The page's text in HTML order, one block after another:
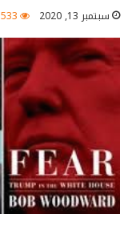
سبتمبر 13, 2020 533